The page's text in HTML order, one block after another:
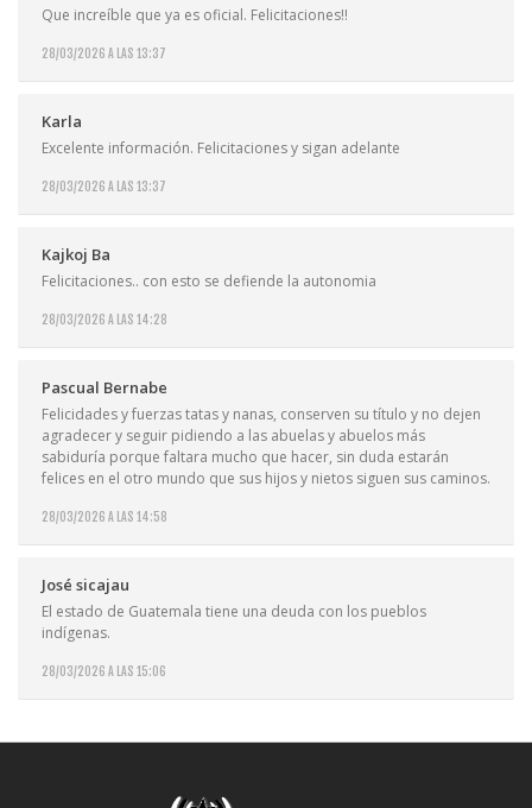
28/03/2026 A LAS 13:37
Que increíble que ya es oficial. Felicitaciones!!
Karla
28/03/2026 A LAS 13:37
Excelente información. Felicitaciones y sigan adelante
Kajkoj Ba
28/03/2026 A LAS 14:28
Felicitaciones.. con esto se defiende la autonomia
Pascual Bernabe
28/03/2026 A LAS 14:58
Felicidades y fuerzas tatas y nanas, conserven su título y no dejen
agradecer y seguir pidiendo a las abuelas y abuelos más
sabiduría porque faltara mucho que hacer, sin duda estarán
felices en el otro mundo que sus hijos y nietos siguen sus caminos.
José sicajau
28/03/2026 A LAS 15:06
El estado de Guatemala tiene una deuda con los pueblos
indígenas.